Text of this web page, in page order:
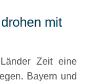
mit
Zeit eine
Bayern und